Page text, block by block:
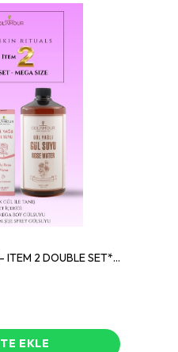
İKİLİ GÜLSUYU SETİ - ITEM 2 DOUBLE SET*MEGA SIZE
EKLE